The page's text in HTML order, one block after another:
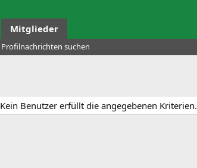
Mitglieder
Profilnachrichten suchen
Kein Benutzer erfüllt die angegebenen Kriterien.